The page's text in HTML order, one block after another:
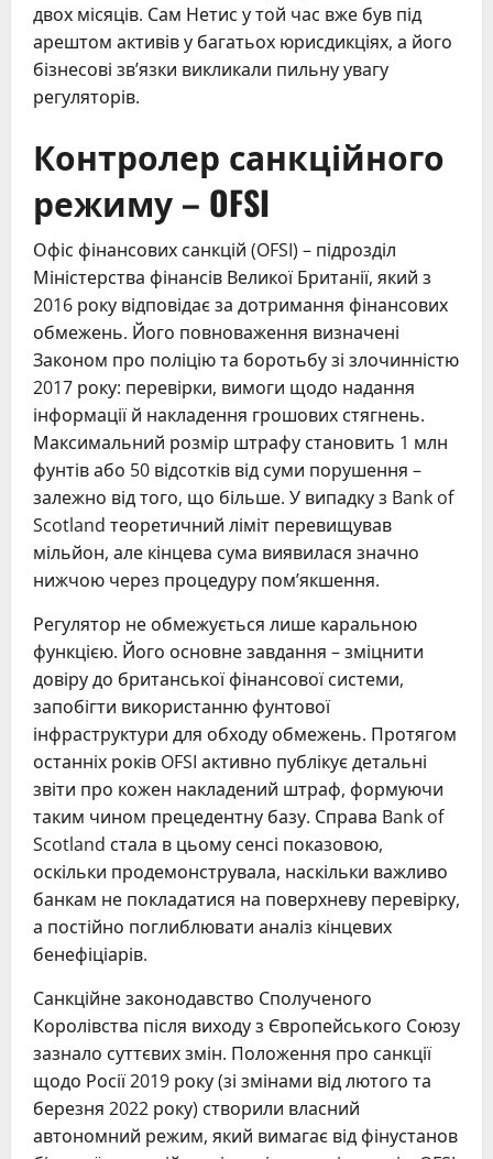
двох місяців. Сам Нетис у той час вже був під
арештом активів у багатьох юрисдикціях, а його
бізнесові зв’язки викликали пильну увагу
регуляторів.
Контролер санкційного
режиму – OFSI
Офіс фінансових санкцій (OFSI) – підрозділ
Міністерства фінансів Великої Британії, який з
2016 року відповідає за дотримання фінансових
обмежень. Його повноваження визначені
Законом про поліцію та боротьбу зі злочинністю
2017 року: перевірки, вимоги щодо надання
інформації й накладення грошових стягнень.
Максимальний розмір штрафу становить 1 млн
фунтів або 50 відсотків від суми порушення –
залежно від того, що більше. У випадку з Bank of
Scotland теоретичний ліміт перевищував
мільйон, але кінцева сума виявилася значно
нижчою через процедуру пом’якшення.
Регулятор не обмежується лише каральною
функцією. Його основне завдання – зміцнити
довіру до британської фінансової системи,
запобігти використанню фунтової
інфраструктури для обходу обмежень. Протягом
останніх років OFSI активно публікує детальні
звіти про кожен накладений штраф, формуючи
таким чином прецедентну базу. Справа Bank of
Scotland стала в цьому сенсі показовою,
оскільки продемонструвала, наскільки важливо
банкам не покладатися на поверхневу перевірку,
а постійно поглиблювати аналіз кінцевих
бенефіціарів.
Санкційне законодавство Сполученого
Королівства після виходу з Європейського Союзу
зазнало суттєвих змін. Положення про санкції
щодо Росії 2019 року (зі змінами від лютого та
березня 2022 року) створили власний
автономний режим, який вимагає від фінустанов